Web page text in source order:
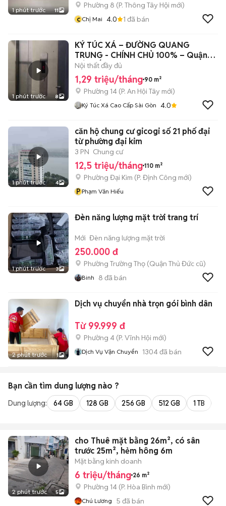
1 phút trước 11
Phường 8 (P. Thông Tây Hội mới)
c Chị Mai 4.0 1 đã bán
1 phút trước 8
KÝ TÚC XÁ – ĐƯỜNG QUANG
TRUNG - CHÍNH CHỦ 100% – Quận
GÒ VẤP
Nội thất đầy đủ
1,29 triệu/tháng 90 m²
Phường 14 (P. An Hội Tây mới)
Ký Túc Xá Cao Cấp Sài Gòn 4.0
1 phút trước 4
căn hộ chung cư gicogi số 21 phố đại
từ phường đại kim
3 PN Chung cư
12,5 triệu/tháng 110 m²
Phường Đại Kim (P. Định Công mới)
P Phạm Văn Hiếu
1 phút trước 3
Đèn năng lượng mặt trời trang trí
Mới Đèn năng lượng mặt trời
250.000 đ
Phường Trường Thọ (Quận Thủ Đức cũ)
Binh 8 đã bán
2 phút trước 1
Dịch vụ chuyển nhà trọn gói bình dân
Từ 99.999 đ
Phường 4 (P. Vĩnh Hội mới)
Dịch Vụ Vận Chuyển 1304đã bán
Bạn cần tìm dung lượng nào ?
Dung lượng: 64 GB 128 GB 256 GB 512 GB 1 TB
2 phút trước 5
cho Thuê mặt bằng 26m², có sân
trước 25m², hẻm hông 6m
Mặt bằng kinh doanh
6 triệu/tháng 26 m²
Phường 14 (P. Hòa Bình mới)
Chú Lương 5 đã bán